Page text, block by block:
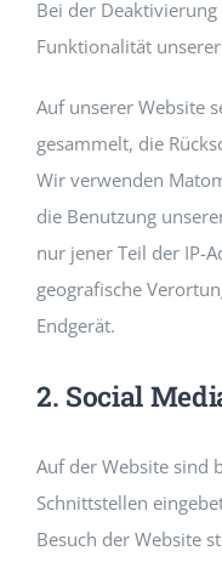
Bei der
Funktionalität
Auf unserer Website
gesammelt, die
Wir verwenden
die Benutzung
nur jener Teil der IP-
geografische
Endgerät.
2. Social
Auf der Website sind
Schnittstellen
Besuch der Website